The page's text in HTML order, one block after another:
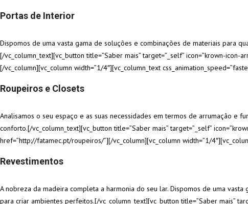
Portas de Interior
Dispomos de uma vasta gama de soluções e combinações de materiais para
[/vc_column_text][vc_button title=”Saber mais” target=”_self” icon=”krown-icon-
[/vc_column][vc_column width=”1/4″][vc_column_text
Roupeiros e Closets
Analisamos o seu espaço e as suas necessidades em termos de arrumação e
conforto.[/vc_column_text][vc_button title=”Saber mais” target=”_self”
href=”http://fatamec.pt/roupeiros/”][/vc_column][vc_column width=”1/
Revestimentos
A nobreza da madeira completa a harmonia do seu lar. Dispomos de uma
para criar ambientes perfeitos.[/vc_column_text][vc_button title=”Saber mais”